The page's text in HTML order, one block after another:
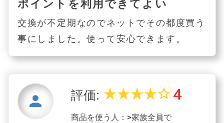
ポイントを利用できてよい
交換が不定期なのでネットでその都度買う
事にしました。使って安心できます。
person 評価: star_ratestar_ratestar_ratestar_ratestar_border 4
商品を使う人：>家族全員で